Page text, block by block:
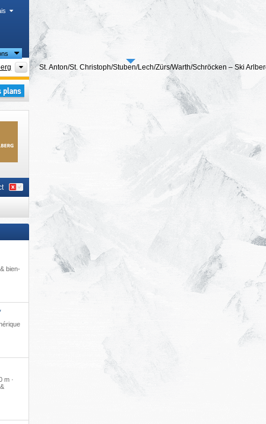
Régions touristiques
St. Anton/​St. Christoph/​Stuben/​Lech/​Zürs/​Warth/​Schröcken – Ski
​Stuben/​Lech/​Zürs/​Warth/​Schröcken – Ski Arlberg
bien-
m ·